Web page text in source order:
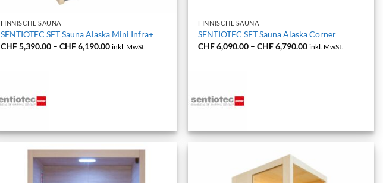
FINNISCHE SAUNA
SENTIOTEC SET Sauna Alaska Mini Infra+
CHF5,390.00 – CHF6,190.00Preisspanne:
inkl. MwSt.
FINNISCHE SAUNA
SENTIOTEC SET Sauna Alaska Corner
CHF6,090.00 –CHF6,790.00Preisspanne:
inkl. MwSt.